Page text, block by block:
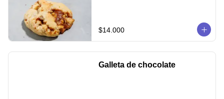
$14.000
Galleta de chocolate